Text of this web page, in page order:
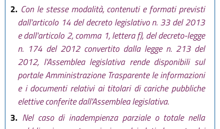
2. Con le stesse modalità, contenuti e formati previsti
dall'articolo 14 del decreto legislativo n. 33 del 2013
e dall'articolo 2, comma 1, lettera f), del decreto-legge
n. 174 del 2012 convertito dalla legge n. 213 del
2012, l'Assemblea legislativa rende disponibili sul
portale Amministrazione Trasparente le informazioni
e i documenti relativi ai titolari di cariche pubbliche
elettive conferite dall'Assemblea legislativa.
3. Nel caso di inadempienza parziale o totale nella